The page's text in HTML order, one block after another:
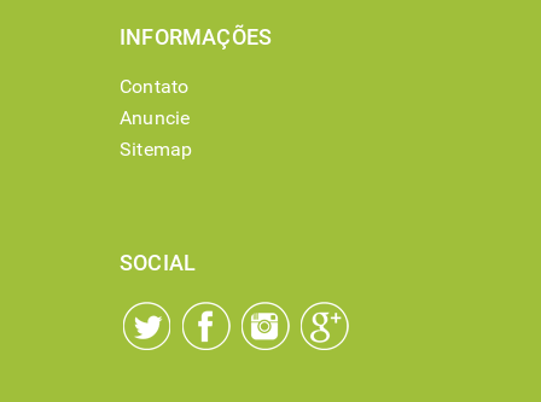
INFORMAÇÕES
Contato
Anuncie
Sitemap
SOCIAL